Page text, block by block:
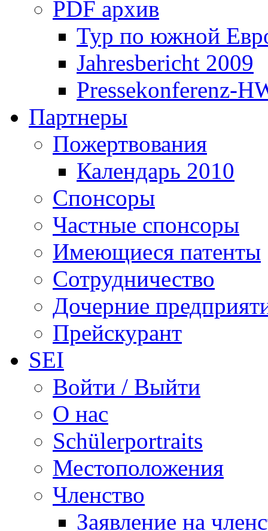
PDF архив
Тур по южной
Jahresbericht 2009
Pressekonferenz-
Партнеры
Пожертвования
Календарь 2010
Спонсоры
Частные спонсоры
Имеющиеся патенты
Сотрудничество
Дочерние
Прейскурант
SEI
Войти / Выйти
О нас
Schülerportraits
Местоположения
Членство
Заявление на